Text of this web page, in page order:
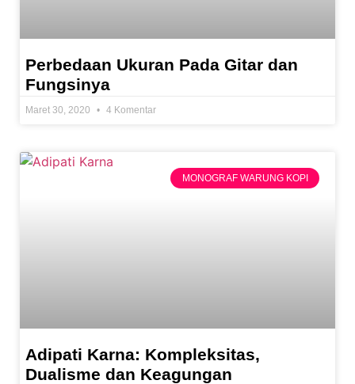
Perbedaan Ukuran Pada Gitar dan
Fungsinya
Maret 30, 2020 4 Komentar
MONOGRAF WARUNG KOPI
Adipati Karna: Kompleksitas,
Dualisme dan Keagungan